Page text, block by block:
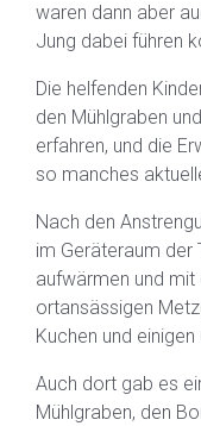
waren dann aber
Jung dabei führen
Die helfenden
den Mühlgraben
erfahren, und die
so manches
Nach den
im Geräteraum der
aufwärmen und
ortansässigen
Kuchen und
Auch dort gab es
Mühlgraben, den